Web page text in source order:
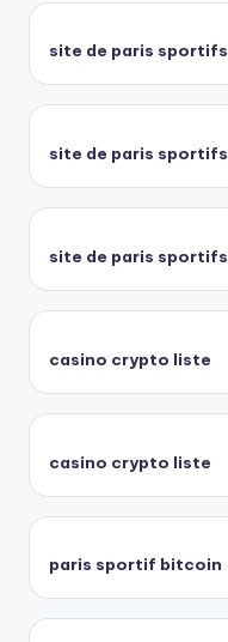
site de paris sportifs
site de paris sportifs
site de paris sportifs
casino crypto liste
casino crypto liste
paris sportif bitcoin